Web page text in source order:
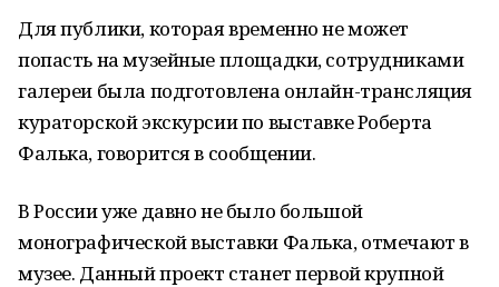
Для публики, которая временно не может
попасть на музейные площадки, сотрудниками
галереи была подготовлена онлайн-трансляция
кураторской экскурсии по выставке Роберта
Фалька, говорится в сообщении.
В России уже давно не было большой
монографической выставки Фалька, отмечают в
музее. Данный проект станет первой крупной